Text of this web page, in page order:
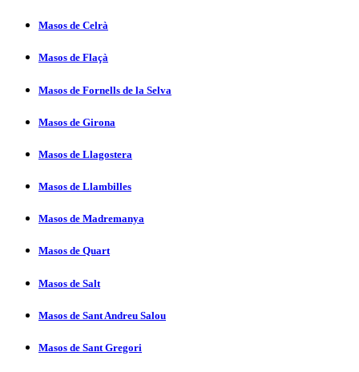
Masos de Celrà
Masos de Flaçà
Masos de Fornells de la Selva
Masos de Girona
Masos de Llagostera
Masos de Llambilles
Masos de Madremanya
Masos de Quart
Masos de Salt
Masos de Sant Andreu Salou
Masos de Sant Gregori